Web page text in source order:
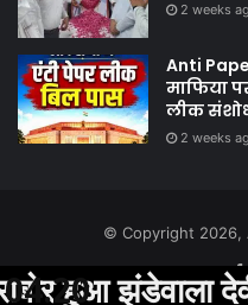
2 weeks
Anti
माफिया
लीक
2 weeks
© Copyright 2026,
देवी मंदिर,
04:20